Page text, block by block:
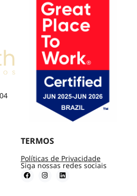
TERMOS
Políticas de Privacidade
Siga nossas redes sociais